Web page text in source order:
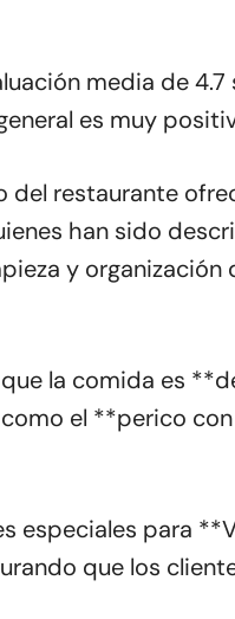
media de 4.7
es muy
del restaurante
han sido
y organización
la comida es
el **perico
especiales para
que los